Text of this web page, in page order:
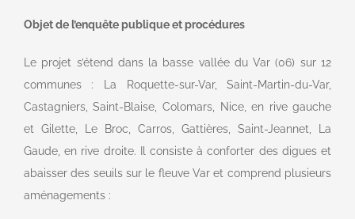
Objet de l’enquête publique et procédures
Le projet s’étend dans la basse vallée du Var (06) sur 12
communes : La Roquette-sur-Var, Saint-Martin-du-Var,
Castagniers, Saint-Blaise, Colomars, Nice, en rive gauche
et Gilette, Le Broc, Carros, Gattières, Saint-Jeannet, La
Gaude, en rive droite. Il consiste à conforter des digues et
abaisser des seuils sur le fleuve Var et comprend plusieurs
aménagements :